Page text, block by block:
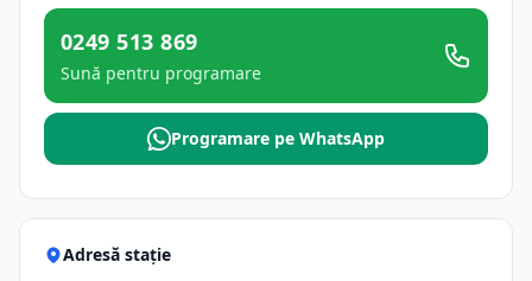
0249 513 869
Sună pentru programare
Programare pe WhatsApp
Adresă stație